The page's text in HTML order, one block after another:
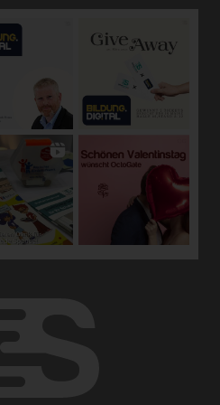
Verarbeitung
in einer Weise, auf welche die
ohne Hinzuziehung
nicht mehr einer spezifischen
werden können, sofern
gesondert aufbewahrt
und organisatorischen
die gewährleisten, dass die
nicht einer identifizierten oder